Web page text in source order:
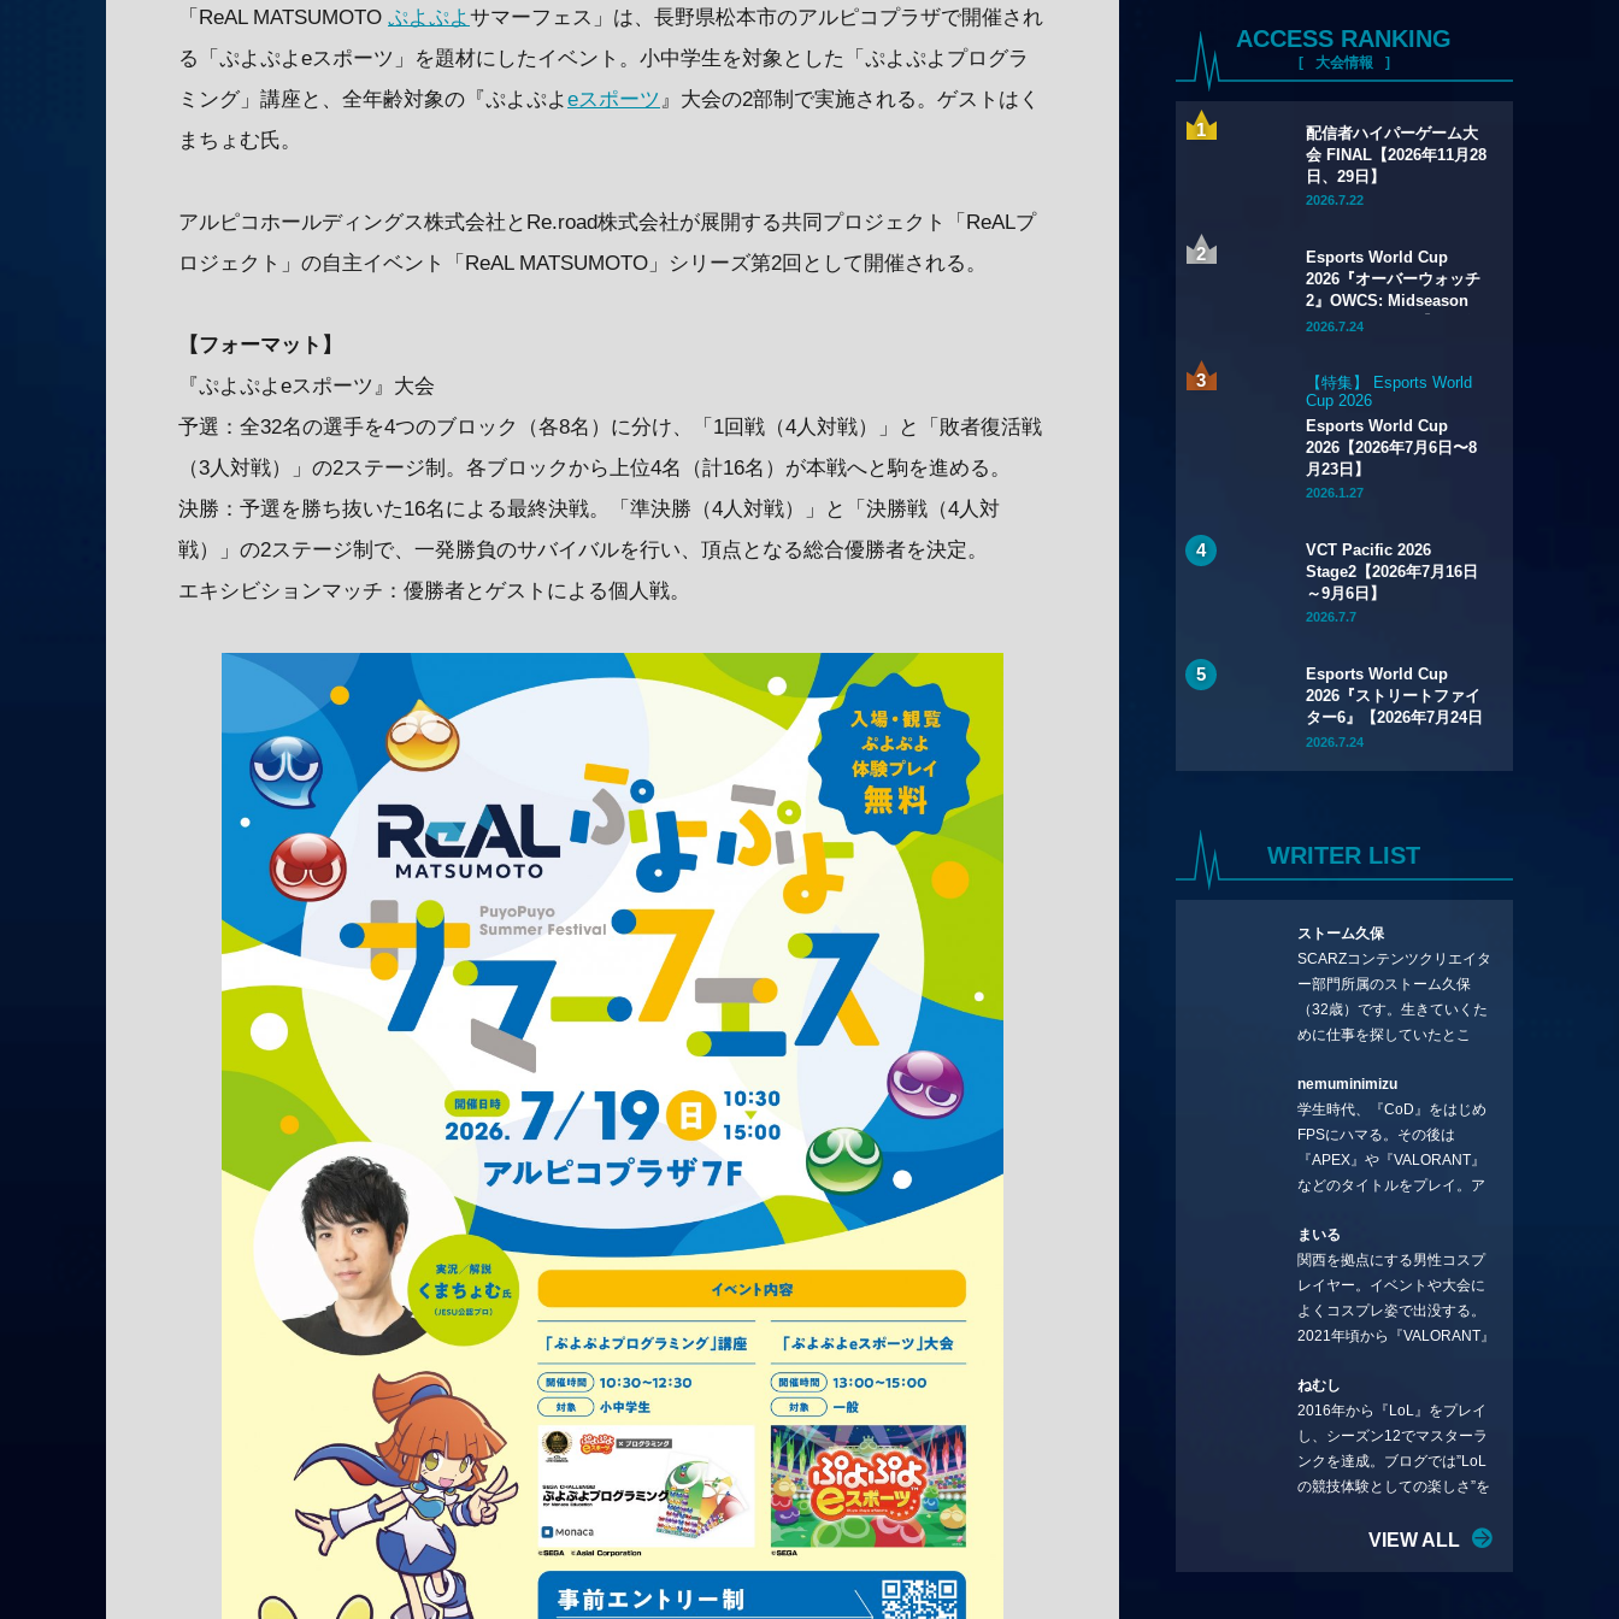
「ReAL MATSUMOTO ぷよぷよ サマーフェス」は、長野県松本市のアルピコプラザで開催され
る「ぷよぷよeスポーツ」を題材にしたイベント。小中学生を対象とした「ぷよぷよプログラ
ミング」講座と、全年齢対象の『ぷよぷよ eスポーツ 』大会の2部制で実施される。ゲストはく
まちょむ氏。
アルピコホールディングス株式会社とRe.road株式会社が展開する共同プロジェクト「ReALプ
ロジェクト」の自主イベント「ReAL MATSUMOTO」シリーズ第2回として開催される。
【フォーマット】
『ぷよぷよeスポーツ』大会
予選：全32名の選手を4つのブロック（各8名）に分け、「1回戦（4人対戦）」と「敗者復活戦
（3人対戦）」の2ステージ制。各ブロックから上位4名（計16名）が本戦へと駒を進める。
決勝：予選を勝ち抜いた16名による最終決戦。「準決勝（4人対戦）」と「決勝戦（4人対
戦）」の2ステージ制で、一発勝負のサバイバルを行い、頂点となる総合優勝者を決定。
エキシビションマッチ：優勝者とゲストによる個人戦。
ACCESS RANKING
大会情報
配信者ハイパーゲーム大
会 FINAL【2026年11月28
日、29日】
2026.7.22
Esports World Cup
2026『オーバーウォッチ
2』OWCS: Midseason
Championship【2026年
2026.7.24
【特集】 Esports World
Cup 2026
Esports World Cup
2026【2026年7月6日〜8
月23日】
2026.1.27
VCT Pacific 2026
Stage2【2026年7月16日
～9月6日】
2026.7.7
Esports World Cup
2026『ストリートファイ
ター6』【2026年7月24日
～8月1日】
2026.7.24
WRITER LIST
ストーム久保
SCARZコンテンツクリエイタ
ー部門所属のストーム久保
（32歳）です。生きていくた
めに仕事を探していたとこ
コラムを連載させてもらえる
ことになりました。言いたい
ことを言っていきます。X：
https://x.com/stormKUBO
YouTube：
rmKUBO
nemuminimizu
学生時代、『CoD』をはじめ
FPSにハマる。その後は
『APEX』や『VALORANT』
などのタイトルをプレイ。ア
BGMなどを手掛ける作曲家と
フリーランスのライターの二
足の草鞋を履いて幅広く活動
中。無類のラーメン好き！
Twitter:@ongakucas
まいる
関西を拠点にする男性コスプ
レイヤー。イベントや大会に
よくコスプレ姿で出没する。
2021年頃から『VALORANT』
続ける。現在の推しチームは
「CREST GAMING」。X：
@mlunias（Photo by
Subaru.F.）
ねむし
2016年から『LoL』をプレイ
し、シーズン12でマスターラ
ンクを達成。ブログでは”LoL
の競技体験としての楽しさ”を
リーを愛し、元ADCメイン
VIEW ALL